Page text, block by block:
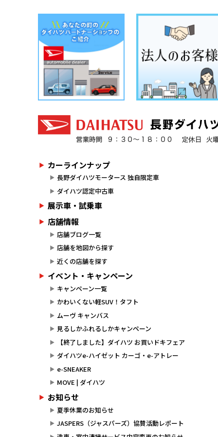
カーラインナップ
長野ダイハツモータース 独自限定車
ダイハツ認定中古車
展示車・試乗車
店舗情報
店舗ブログ一覧
店舗を地図から探す
近くの店舗を探す
イベント・キャンペーン
キャンペーン一覧
かわいくない軽SUV！タフト
ムーヴ キャンバス
見るしかふれるしかキャンペーン
【終了しました】ダイハツ お買いドキフェア
ダイハツe-ハイゼット カーゴ・e-アトレー
e-SNEAKER
MOVE | ダイハツ
お知らせ
夏季休業のお知らせ
JASPERS（ジャスパーズ）協賛活動レポート